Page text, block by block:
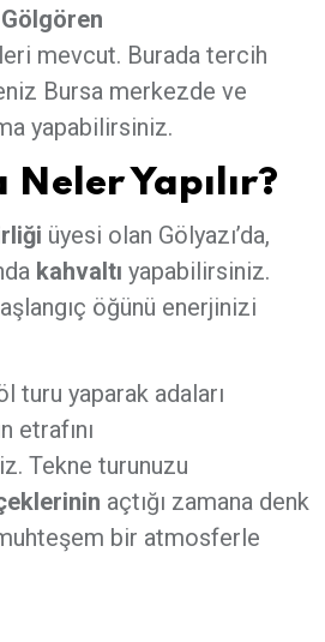
Gölgören
mevcut. Burada tercih
Bursa merkezde ve
yapabilirsiniz.
Neler Yapılır?
üyesi olan Gölyazı’da,
kahvaltı yapabilirsiniz.
öğünü enerjinizi
turu yaparak adaları
etrafını
Tekne turunuzu
açtığı zamana denk
bir atmosferle